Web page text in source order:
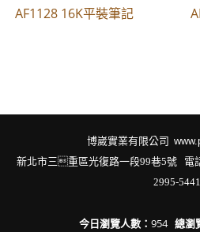
AF1128 16K平裝筆記
博崴實業有限公司
新北市三重區光復路一段99巷5號 電
2995-5441
今日瀏覽人數： 954 總瀏